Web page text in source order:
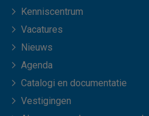
Kenniscentrum
Vacatures
Nieuws
Agenda
Catalogi en documentatie
Vestigingen